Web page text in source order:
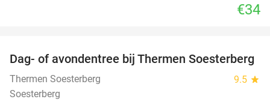
€34
29%
Dag- of avondentree bij Thermen Soesterberg
Thermen Soesterberg 9.5 star
Soesterberg